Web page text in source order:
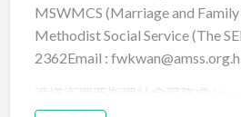
MSWMCS (Marriage and
Methodist Social Service (The
2362Email :
循道衛理亞斯理社會服務處